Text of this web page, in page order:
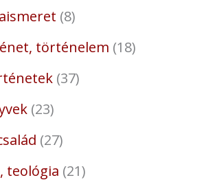
8
történelem 18
37
23
27
teológia 21